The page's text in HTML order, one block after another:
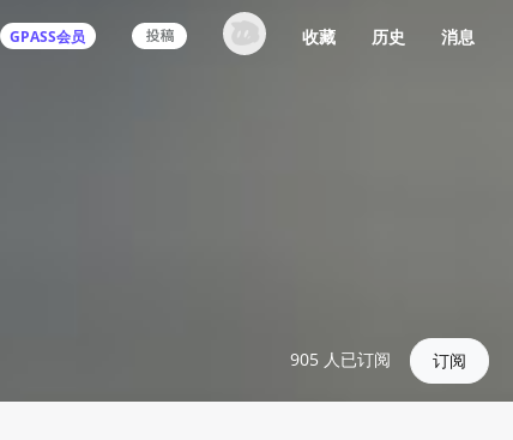
GPASS会员 收藏 历史 消息
905 人已订阅 订阅